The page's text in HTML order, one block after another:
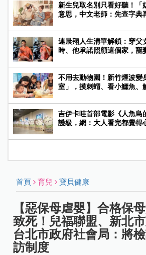
新生兒取名別只看好聽！「
意思，中文老師：先查字典
連晨翔人生清單解鎖：穿父
時、他承諾照顧這個家，寵
不用去動物園！新竹煙波變
室」，摸刺蝟、看小鱷魚、
吉伊卡哇首部電影《人魚島
護級，網：大人看完都覺得
首頁 育兒 寶貝健康
【惡保母虐嬰】合格保
致死！兒福聯盟、新北市
台北市政府社會局：將
訪制度